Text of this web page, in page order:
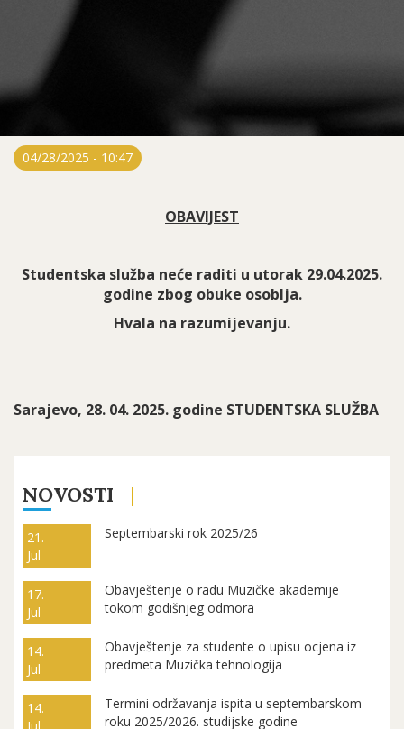
04/28/2025 - 10:47
OBAVIJEST
Studentska služba neće raditi u utorak 29.04.2025.
godine zbog obuke osoblja.
Hvala na razumijevanju.
Sarajevo, 28. 04. 2025. godine STUDENTSKA SLUŽBA
NOVOSTI
21.
Jul
Septembarski rok 2025/26
17.
Jul
Obavještenje o radu Muzičke akademije
tokom godišnjeg odmora
14.
Jul
Obavještenje za studente o upisu ocjena iz
predmeta Muzička tehnologija
14.
Termini održavanja ispita u septembarskom
roku 2025/2026. studijske godine